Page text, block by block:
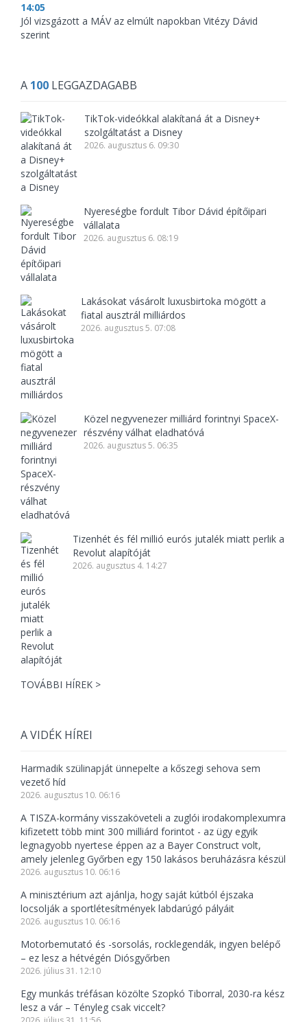
14:05
Jól vizsgázott a MÁV az elmúlt napokban Vitézy Dávid
szerint
A 100 LEGGAZDAGABB
TikTok-videókkal alakítaná át a Disney+
szolgáltatást a Disney
2026. augusztus 6. 09:30
Nyereségbe fordult Tibor Dávid építőipari
vállalata
2026. augusztus 6. 08:19
Lakásokat vásárolt luxusbirtoka mögött a
fiatal ausztrál milliárdos
2026. augusztus 5. 07:08
Közel negyvenezer milliárd forintnyi SpaceX-
részvény válhat eladhatóvá
2026. augusztus 5. 06:35
Tizenhét és fél millió eurós jutalék miatt perlik a
Revolut alapítóját
2026. augusztus 4. 14:27
TOVÁBBI HÍREK >
A VIDÉK HÍREI
Harmadik szülinapját ünnepelte a kőszegi sehova sem
vezető híd
2026. augusztus 10. 06:16
A TISZA-kormány visszaköveteli a zuglói irodakomplexumra
kifizetett több mint 300 milliárd forintot - az ügy egyik
legnagyobb nyertese éppen az a Bayer Construct volt,
amely jelenleg Győrben egy 150 lakásos beruházásra készül
2026. augusztus 10. 06:16
A minisztérium azt ajánlja, hogy saját kútból éjszaka
locsolják a sportlétesítmények labdarúgó pályáit
2026. augusztus 10. 06:16
Motorbemutató és -sorsolás, rocklegendák, ingyen belépő
– ez lesz a hétvégén Diósgyőrben
2026. július 31. 12:10
Egy munkás tréfásan közölte Szopkó Tiborral, 2030-ra kész
lesz a vár – Tényleg csak viccelt?